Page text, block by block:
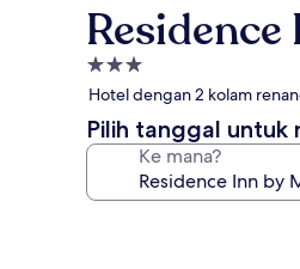
Properti
bintang
3.0
Hotel dengan 2 kolam
Pilih tanggal untuk
Ke mana?